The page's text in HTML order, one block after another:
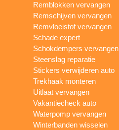
Remblokken vervangen
Remschijven vervangen
Remvloeistof vervangen
Schade expert
Schokdempers vervangen
Steenslag reparatie
Stickers verwijderen auto
Trekhaak monteren
Uitlaat vervangen
Vakantiecheck auto
Waterpomp vervangen
Winterbanden wisselen